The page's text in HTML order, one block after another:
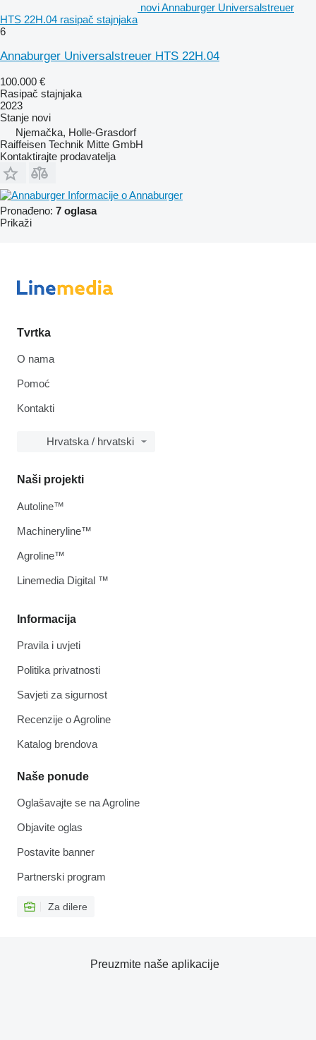
novi Annaburger Universalstreuer
HTS 22H.04 rasipač stajnjaka
6
Annaburger Universalstreuer HTS 22H.04
100.000 €
Rasipač stajnjaka
2023
Stanje novi
Njemačka, Holle-Grasdorf
Raiffeisen Technik Mitte GmbH
Kontaktirajte prodavatelja
Informacije o Annaburger
Pronađeno: 7 oglasa
Prikaži
Tvrtka
O nama
Pomoć
Kontakti
Hrvatska / hrvatski
Informacija
Pravila i uvjeti
Politika privatnosti
Savjeti za sigurnost
Recenzije o Agroline
Katalog brendova
Naše ponude
Oglašavajte se na Agroline
Objavite oglas
Postavite banner
Partnerski program
Za dilere
Naši projekti
Autoline™
Machineryline™
Agroline™
Linemedia Digital ™
Preuzmite naše aplikacije